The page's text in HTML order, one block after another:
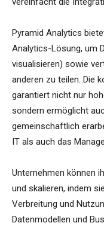
Pyramid Analytics
Analytics-Lösung, um
visualisieren) sowie
anderen zu teilen. Die
garantiert nicht nur
sondern ermöglicht
gemeinschaftlich
IT als auch das
Unternehmen können
und skalieren, indem
Verbreitung und
Datenmodellen und